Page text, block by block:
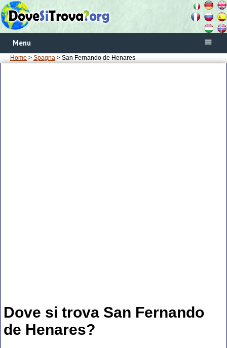
Menu
Home > Spagna > San Fernando de Henares
Dove si trova San Fernando
de Henares?